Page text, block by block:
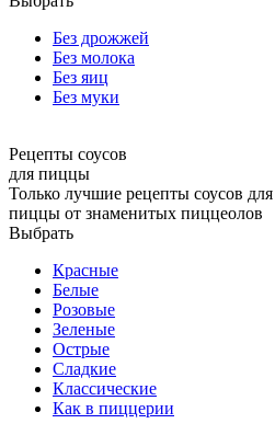
Без дрожжей
Без молока
Без яиц
Без муки
Рецепты соусов
для пиццы
Только лучшие рецепты соусов для
пиццы от знаменитых пиццеолов
Выбрать
Красные
Белые
Розовые
Зеленые
Острые
Сладкие
Классические
Как в пиццерии